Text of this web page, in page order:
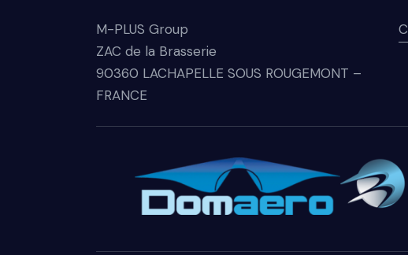
M-PLUS Group
ZAC de la Brasserie
90360 LACHAPELLE SOUS ROUGEMONT –
FRANCE